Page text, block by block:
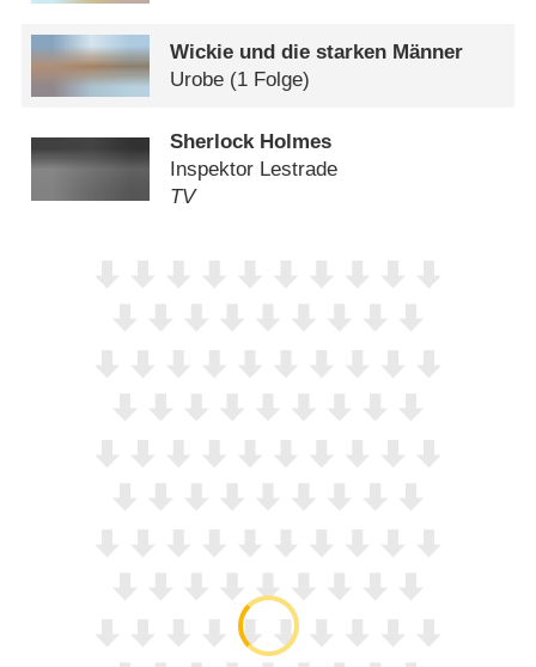
Wickie und die starken Männer
Urobe (1 Folge)
Sherlock Holmes
Inspektor Lestrade
TV